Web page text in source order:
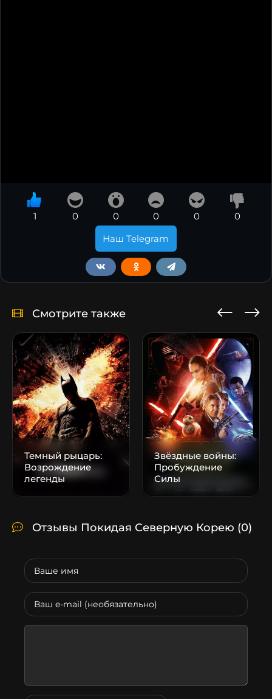
1 0 0 0 0
0
Наш Telegram
Смотрите также
Темный рыцарь:
Возрождение
легенды
Звёздные войны:
Пробуждение
Силы
Отзывы Покидая Северную Корею (0)